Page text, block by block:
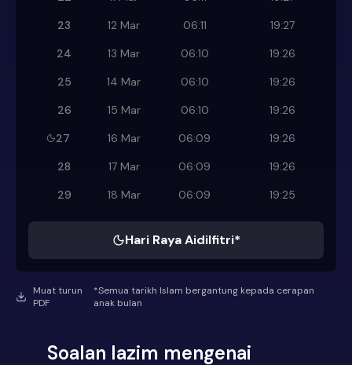
23
12 Mar 06:11
19:27
24
13 Mar 06:10
19:26
25
14 Mar 06:10
19:26
26
15 Mar 06:10
19:26
27
16 Mar 06:09
19:26
28
17 Mar 06:09
19:26
29
18 Mar 06:09 19:25
Hari Raya Aidilfitri*
Muat turun
PDF
*Semua tarikh Islam bergantung kepada cerapan
anak bulan
Soalan lazim mengenai